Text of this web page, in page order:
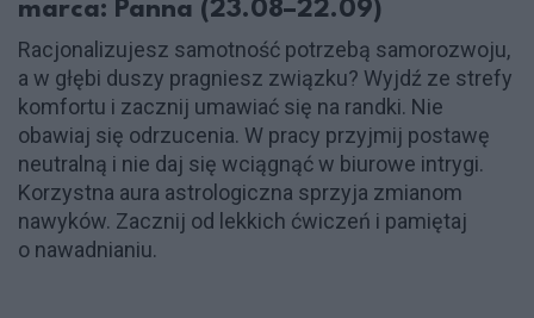
marca: Panna (23.08–22.09)
Racjonalizujesz samotność potrzebą samorozwoju,
a w głębi duszy pragniesz związku? Wyjdź ze strefy
komfortu i zacznij umawiać się na randki. Nie
obawiaj się odrzucenia. W pracy przyjmij postawę
neutralną i nie daj się wciągnąć w biurowe intrygi.
Korzystna aura astrologiczna sprzyja zmianom
nawyków. Zacznij od lekkich ćwiczeń i pamiętaj
o nawadnianiu.